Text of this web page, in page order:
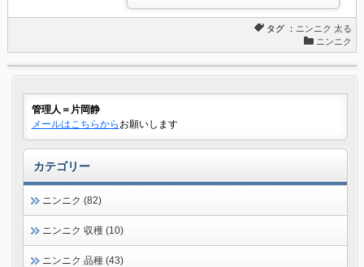
タグ ： ニンニク 太る
ニンニク
管理人＝片岡静
メールはこちらから お願いします
カテゴリー
ニンニク (82)
ニンニク 収穫 (10)
ニンニク 品種 (43)